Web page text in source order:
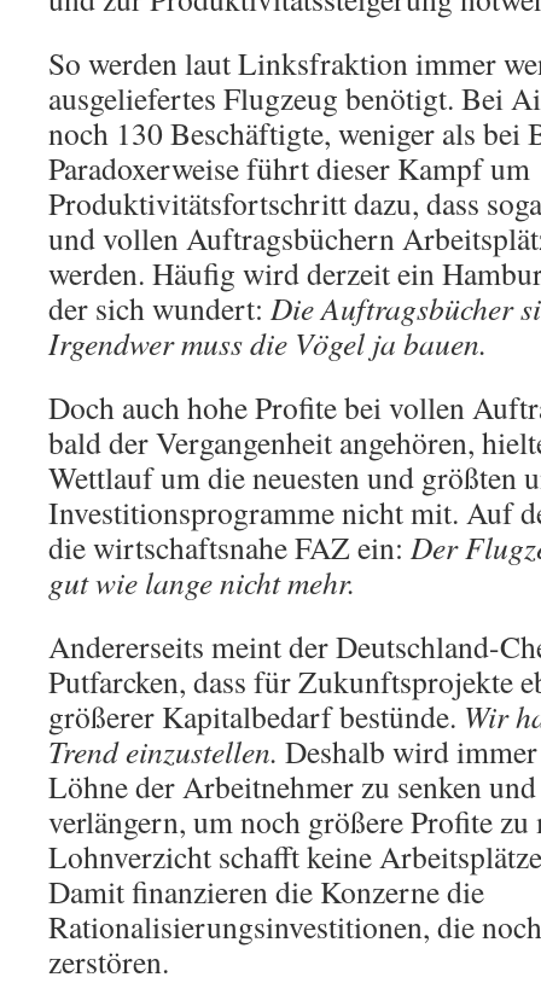
So werden laut Linksfraktion immer
ausgeliefertes Flugzeug benötigt. Bei
noch 130 Beschäftigte, weniger als bei
Paradoxerweise führt dieser Kampf um
Produktivitätsfortschritt dazu, dass
und vollen Auftragsbüchern
werden. Häufig wird derzeit ein
der sich wundert: Die Auftragsbücher
Irgendwer muss die Vögel ja bauen.
Doch auch hohe Profite bei vollen
bald der Vergangenheit angehören,
Wettlauf um die neuesten und größten
Investitionsprogramme nicht mit. Auf
die wirtschaftsnahe FAZ ein: Der
gut wie lange nicht mehr.
Andererseits meint der Deutschland-
Putfarcken, dass für Zukunftsprojekte
größerer Kapitalbedarf bestünde. Wir
Trend einzustellen. Deshalb wird
Löhne der Arbeitnehmer zu senken
verlängern, um noch größere Profite zu
Lohnverzicht schafft keine
Damit finanzieren die Konzerne die
Rationalisierungsinvestitionen, die
zerstören.